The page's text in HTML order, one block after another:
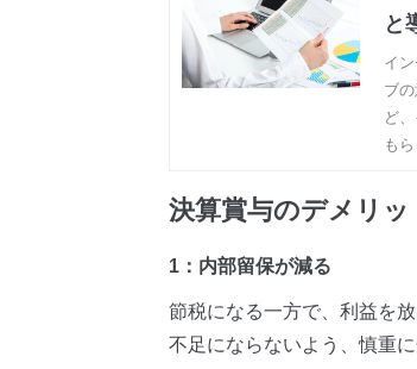
と
イ
ブ
ど
も
決算賞与のデメリッ
1：内部留保が減る
節税になる一方で、利益を
不足にならないよう、慎重